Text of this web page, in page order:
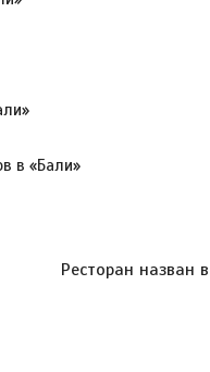
в «Бали»
Ресторан назван